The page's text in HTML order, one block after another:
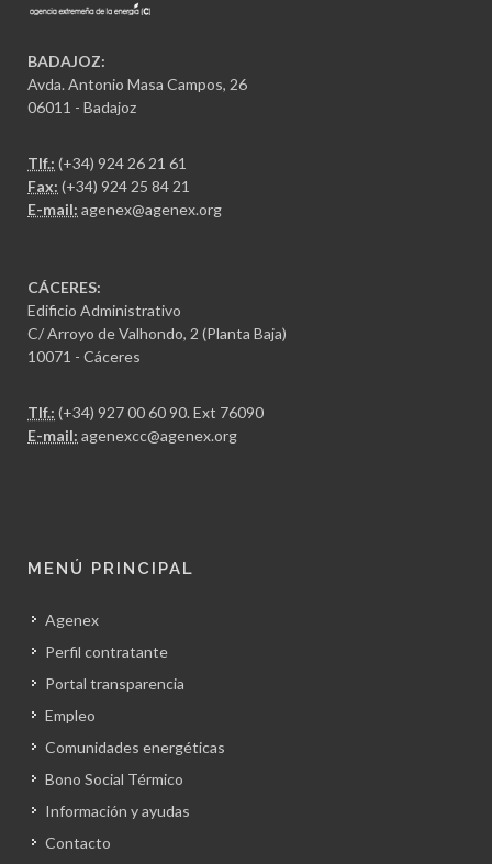
BADAJOZ:
Avda. Antonio Masa Campos, 26
06011 - Badajoz
Tlf.: (+34) 924 26 21 61
Fax: (+34) 924 25 84 21
E-mail: agenex@agenex.org
CÁCERES:
Edificio Administrativo
C/ Arroyo de Valhondo, 2 (Planta Baja)
10071 - Cáceres
Tlf.: (+34) 927 00 60 90. Ext 76090
E-mail: agenexcc@agenex.org
MENÚ PRINCIPAL
Agenex
Perfil contratante
Portal transparencia
Empleo
Comunidades energéticas
Bono Social Térmico
Información y ayudas
Contacto